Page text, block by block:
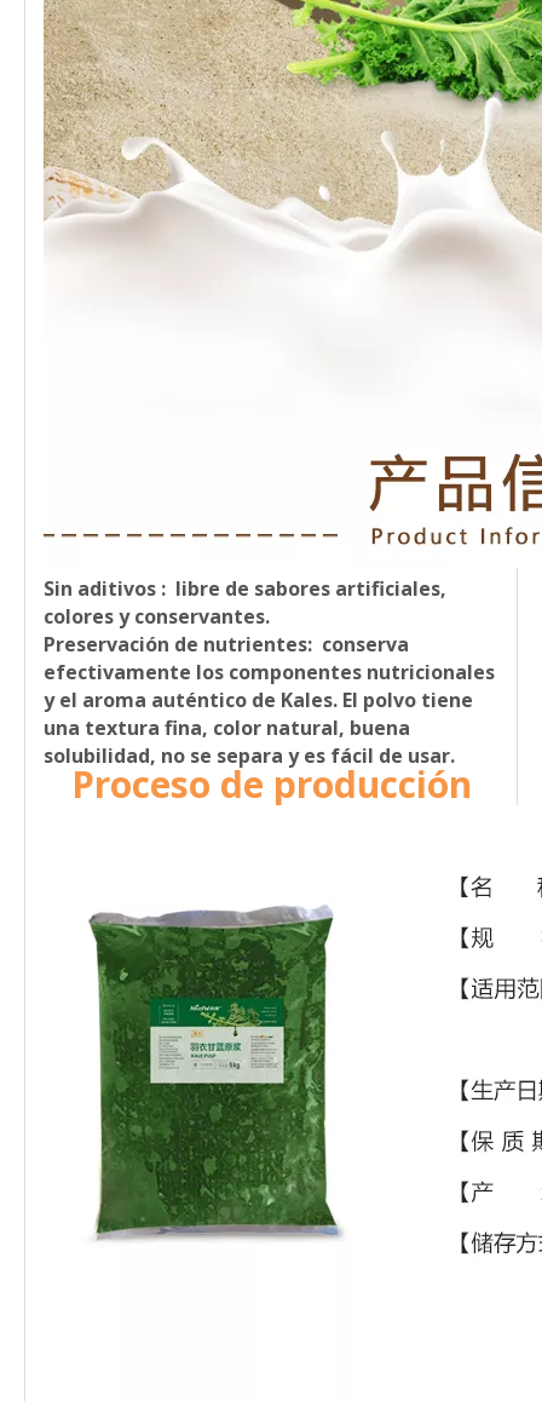
Sin aditivos : libre de sabores artificiales,
colores y conservantes.
Preservación de nutrientes: conserva
efectivamente los componentes nutricionales
y el aroma auténtico de Kales. El polvo tiene
una textura fina, color natural, buena
solubilidad, no se separa y es fácil de usar.
Proceso de producción